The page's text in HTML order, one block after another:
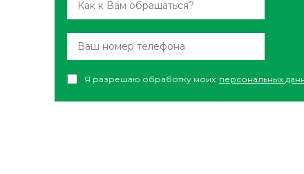
Я разрешаю обработку моих персональных